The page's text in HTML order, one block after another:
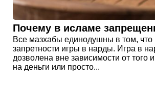
Почему в исламе
Все мазхабы единодушны в том, что
запретности игры в нарды. Игра в
дозволена вне зависимости от того
на деньги или просто...